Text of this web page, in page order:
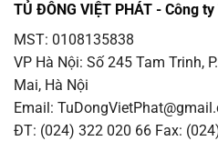
TỦ ĐÔNG VIỆT PHÁT - Công
MST: 0108135838
VP Hà Nội: Số 245 Tam Trinh,
Mai, Hà Nội
Email :
ĐT: (024) 322 020 66 Fax: